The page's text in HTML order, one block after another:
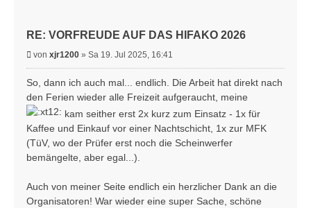
RE: VORFREUDE AUF DAS HIFAKO 2026
B
e
i
t
r
a
g
von xjr1200 » Sa 19. Jul 2025, 16:41
So, dann ich auch mal... endlich. Die Arbeit hat direkt nach
den Ferien wieder alle Freizeit aufgeraucht, meine
kam seither erst 2x kurz zum Einsatz - 1x für
Kaffee und Einkauf vor einer Nachtschicht, 1x zur MFK
(TüV, wo der Prüfer erst noch die Scheinwerfer
bemängelte, aber egal...).
Auch von meiner Seite endlich ein herzlicher Dank an die
Organisatoren! War wieder eine super Sache, schöne